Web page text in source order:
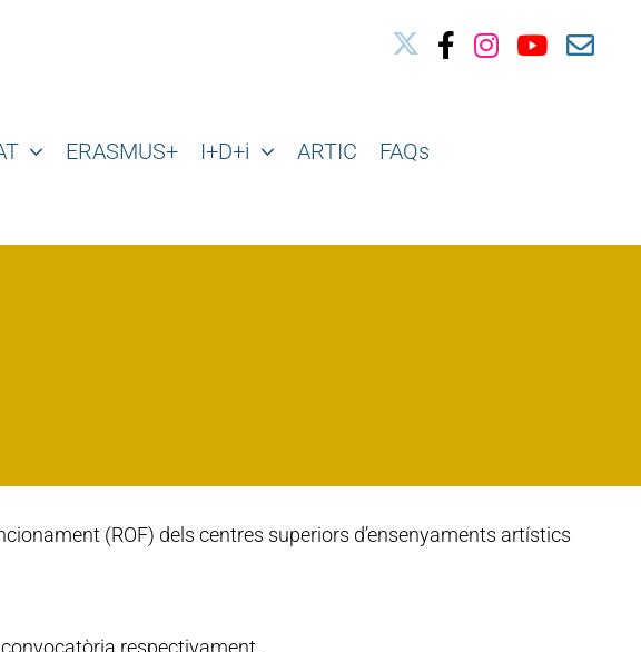
ERASMUS+ I+D+i ARTIC FAQs
(ROF) dels centres superiors d’ensenyaments artístics
respectivament.